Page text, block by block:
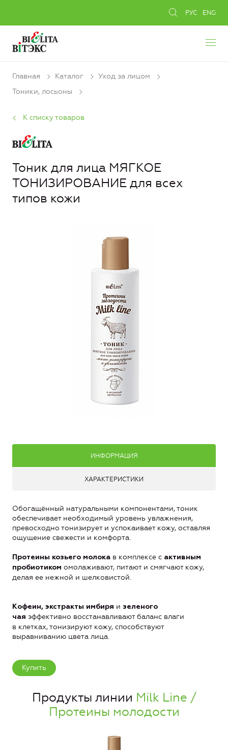
РУС ENG
Главная Каталог
Уход за лицом
Тоники, лосьоны
К списку товаров
Тоник для лица МЯГКОЕ
ТОНИЗИРОВАНИЕ для всех
типов кожи
ИНФОРМАЦИЯ
ХАРАКТЕРИСТИКИ
Обогащённый натуральными компонентами, тоник
обеспечивает необходимый уровень увлажнения,
превосходно тонизирует и успокаивает кожу, оставляя
ощущение свежести и комфорта.
Протеины козьего молока в комплексе с активным
пробиотиком омолаживают, питают и смягчают кожу,
делая ее нежной и шелковистой.
Кофеин, экстракты имбиря и зеленого
чая эффективно восстанавливают баланс влаги
в клетках, тонизируют кожу, способствуют
выравниванию цвета лица.
Купить
Продукты линии Milk Line /
Протеины молодости